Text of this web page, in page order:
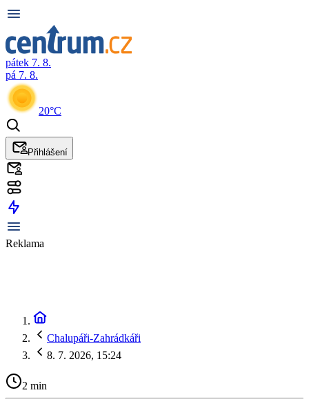
pátek 7. 8.
pá 7. 8.
20°C
Přihlášení
Reklama
Chalupáři-Zahrádkáři
8. 7. 2026, 15:24
2 min